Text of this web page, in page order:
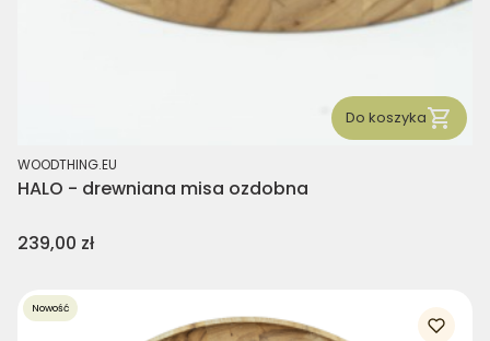
Do koszyka
PRODUCENT
WOODTHING.EU
HALO - drewniana misa ozdobna
Cena
239,00 zł
Nowość